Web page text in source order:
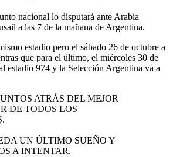
nacional lo disputará ante Arabia
a las 7 de la mañana de Argentina.
estadio pero el sábado 26 de octubre a
que para el último, el miércoles 30 de
estadio 974 y la Selección Argentina va a
ATRÁS DEL MEJOR
DE TODOS LOS
UN ÚLTIMO SUEÑO Y
A INTENTAR.